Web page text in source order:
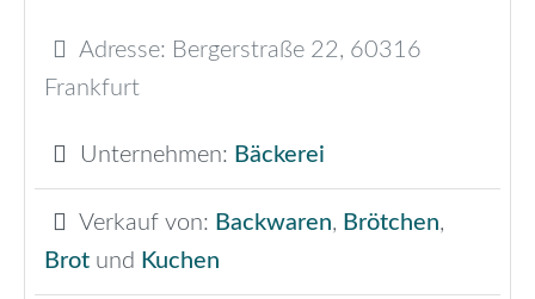
Adresse: Bergerstraße 22, 60316
Frankfurt
Unternehmen: Bäckerei
Verkauf von: Backwaren, Brötchen,
Brot und Kuchen